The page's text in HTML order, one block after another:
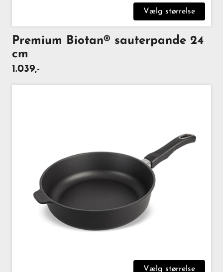
Premium Biotan® sauterpande 24
cm
1.039,-
Vælg størrelse
Vælg størrelse